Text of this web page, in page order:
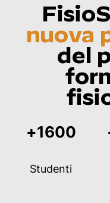
nuova
del
+1600
Studenti